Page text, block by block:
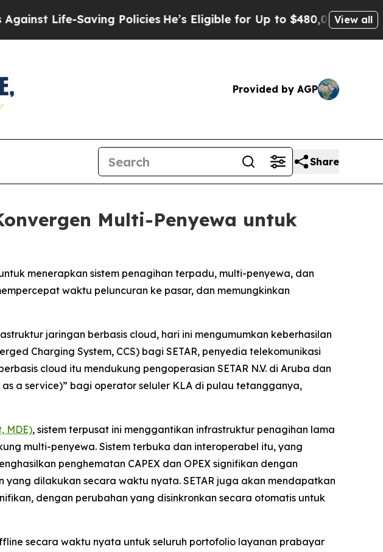
Life-Saving Policies He’s Eligible for Up to $480,000 After Being
View all
Provided by AGP
Share
Multi-Penyewa untuk
menerapkan sistem penagihan terpadu, multi-penyewa, dan
waktu peluncuran ke pasar, dan memungkinkan
jaringan berbasis cloud, hari ini mengumumkan keberhasilan
Charging System, CCS) bagi SETAR, penyedia telekomunikasi
cloud itu mendukung pengoperasian SETAR N.V. di Aruba dan
a service)” bagi operator seluler KLA di pulau tetangganya,
MDE), sistem terpusat ini menggantikan infrastruktur penagihan lama
multi-penyewa. Sistem terbuka dan interoperabel itu, yang
penghematan CAPEX dan OPEX signifikan dengan
dilakukan secara waktu nyata. SETAR juga akan mendapatkan
dengan perubahan yang disinkronkan secara otomatis untuk
secara waktu nyata untuk seluruh portofolio layanan prabayar